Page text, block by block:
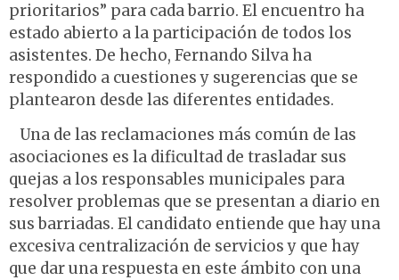
prioritarios” para cada barrio. El encuentro ha
estado abierto a la participación de todos los
asistentes. De hecho, Fernando Silva ha
respondido a cuestiones y sugerencias que se
plantearon desde las diferentes entidades.
Una de las reclamaciones más común de las
asociaciones es la dificultad de trasladar sus
quejas a los responsables municipales para
resolver problemas que se presentan a diario en
sus barriadas. El candidato entiende que hay una
excesiva centralización de servicios y que hay
que dar una respuesta en este ámbito con una